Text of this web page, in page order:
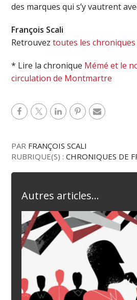
des marques qui s’y vautrent
François Scali
Retrouveztoutes les chroniques
* Lire la chronique Mémé et le
circulation de Montmartre
PAR FRANÇOIS SCALI
RUBRIQUE(S) :CHRONIQUES DE
Autres articles...